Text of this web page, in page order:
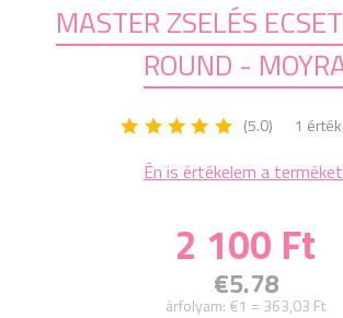
MASTER ZSELÉS
ROUND -
(5.0) 1
Én is értékelem a
2 100 Ft
€5.78
árfolyam: €1 = 363,03 Ft